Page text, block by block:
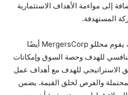
إلى مواءمة الأهداف الاستثمارية
المستهدفة.
بالإضافة إلى التحليل المالي، يقوم محللو MergersCorp أيضًا
للهدف وحصة السوق وإمكانات
الاستراتيجي للهدف مع أهداف عمل
والفرص لخلق القيمة. يضمن